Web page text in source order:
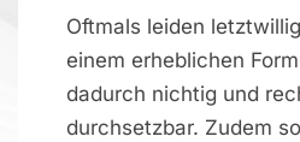
Oftmals leiden
einem erheblichen
dadurch nichtig und
durchsetzbar. Zudem